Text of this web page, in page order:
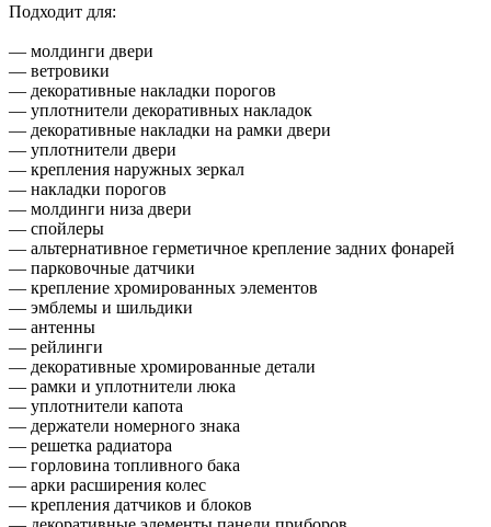
​Подходит для:
— молдинги двери
— ветровики
— декоративные накладки порогов
— уплотнители декоративных накладок
— декоративные накладки на рамки двери
— уплотнители двери
— крепления наружных зеркал
— накладки порогов
— молдинги низа двери
— спойлеры
— альтернативное герметичное крепление задних фонарей
— парковочные датчики
— крепление хромированных элементов
— эмблемы и шильдики
— антенны
— рейлинги
— декоративные хромированные детали
— рамки и уплотнители люка
— уплотнители капота
— держатели номерного знака
— решетка радиатора
— горловина топливного бака
— арки расширения колес
— крепления датчиков и блоков